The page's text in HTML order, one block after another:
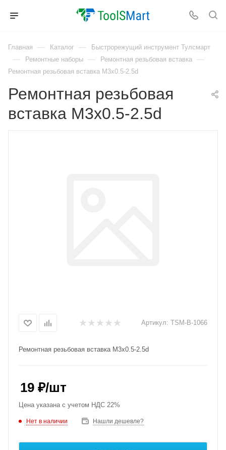
Главная — Каталог — Быстрорежущий инструмент Тулсмарт
— Ремонтные наборы — Ремонтная резьбовая вставка —
Ремонтная резьбовая вставка M3x0.5-2.5d
Ремонтная резьбовая
вставка M3x0.5-2.5d
Артикул: TSM-B-1066
Ремонтная резьбовая вставка M3x0.5-2.5d
19 ₽/шт
Цена указана с учетом НДС 22%
Нет в наличии Нашли дешевле?